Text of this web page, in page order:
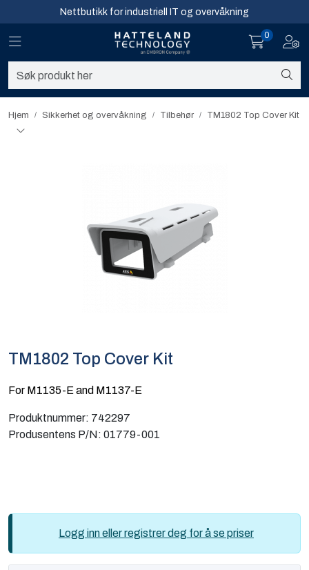
Skip to main contentNettbutikk for industriell IT og overvåkning
Toggle navigation
0
Hjem Sikkerhet og overvåkning Tilbehør TM1802 Top Cover Kit
TM1802 Top Cover Kit
For M1135-E and M1137-E
Produktnummer: 742297
Produsentens P/N: 01779-001
Logg inn eller registrer deg for å se priser
Nettverk
Computing
Sikkerhet og overvåkning
Software og analyse
Infosenter